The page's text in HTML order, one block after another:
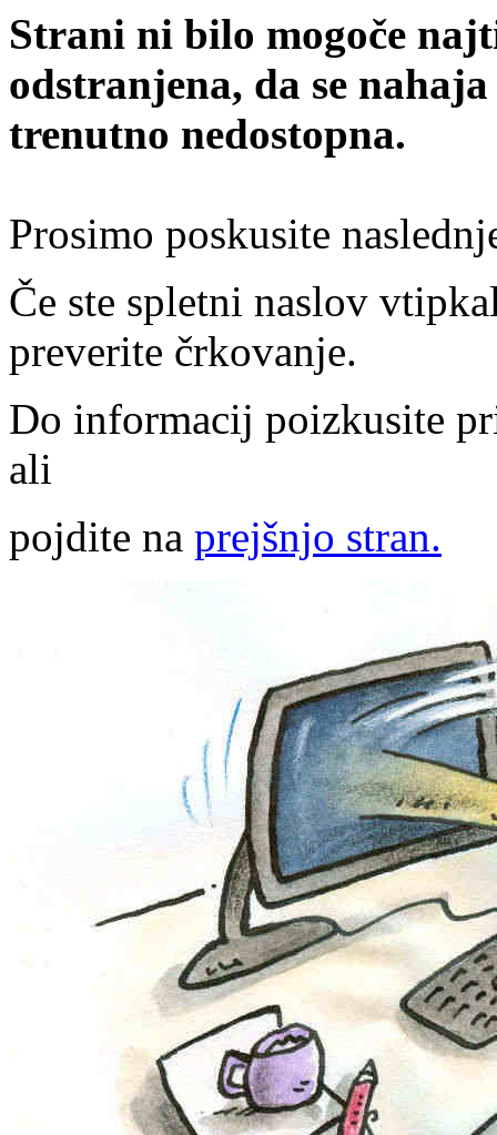
Strani ni bilo mogoče
odstranjena, da se
trenutno nedostopna.
Prosimo poskusite
Če ste spletni naslov
preverite črkovanje.
Do informacij poizkusite
ali
pojdite na prejšnjo stran.